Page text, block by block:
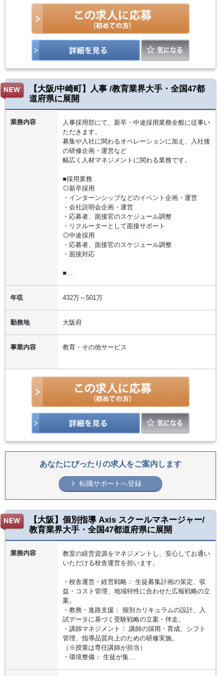
【大阪/中崎町】人事 /教育業界大手・全国47都
道府県に展開
業務内容
人事採用部にて、新卒・中途採用業務全般に従事い
ただきます。
募集や入社に関わるオペレーションに加え、入社後
の研修企画・運営など
幅広く人材マネジメントに関わる業務です。
■採用業務
◎新卒採用
・インターンシップなどのイベント企画・運営
・会社説明会企画・運営
・応募者、面接官のスケジュール調整
・リクルーターとして面接サポート
◎中途採用
・応募者、面接官のスケジュール調整
・面接対応
■…
年収 432万～501万
勤務地 大阪府
事業内容 教育・その他サービス
あなたにぴったりの求人をご案内します
転職サポートへ登録
【大阪】個別指導 Axis スクールマネージャー/
教育業界大手・全国47都道府県に展開
業務内容
教室の経営資源をマネジメントし、安心してお通い
いただける校舎運営を担います。
・校舎運営・経営戦略： 生徒募集計画の策定、収
益・コスト管理、地域特性に合わせた広報戦略の立
案。
・教務・進路支援： 個別カリキュラムの設計、入
試データに基づく受験戦略の立案・伴走。
・講師マネジメント： 講師の採用・育成、シフト
管理、指導品質向上のための研修実施。
（※授業は専任講師が担当）
・環境整備： 生徒が集…